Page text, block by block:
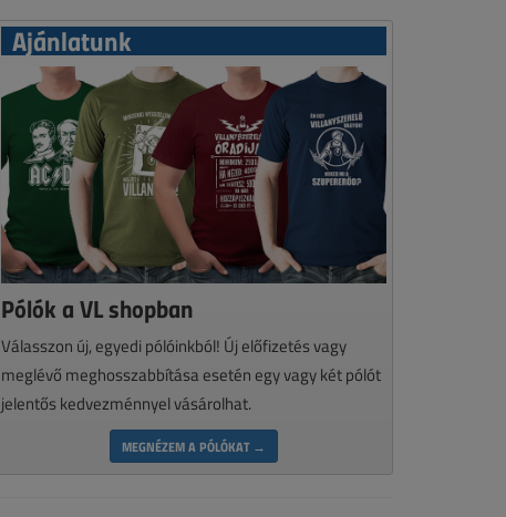
Ajánlatunk
Pólók a VL shopban
Válasszon új, egyedi pólóinkból! Új előfizetés vagy
meglévő meghosszabbítása esetén egy vagy két pólót
jelentős kedvezménnyel vásárolhat.
MEGNÉZEM A PÓLÓKAT →